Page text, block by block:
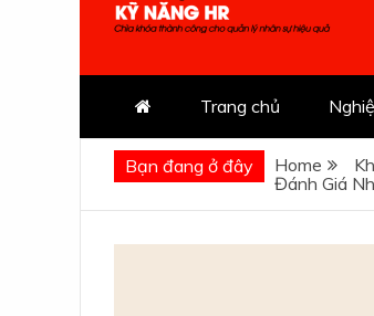
Kỹ Năng HR
Trang chủ
Bạn đang ở đây Home
Đánh Giá